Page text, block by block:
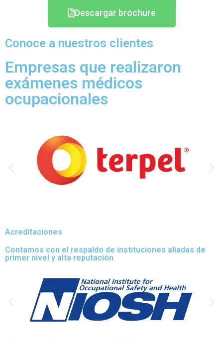
Descargar brochure
Conoce a nuestros clientes
Empresas que realizaron
exámenes médicos
ocupacionales
Acreditaciones
Contamos con el respaldo de instituciones aliadas de
primer nivel y alta reputación